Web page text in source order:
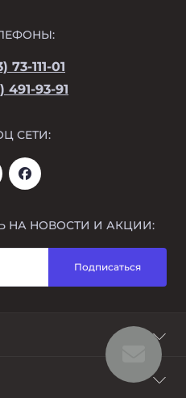
73-111-01
491-93-91
СЕТИ:
НА НОВОСТИ И АКЦИИ:
Подписаться